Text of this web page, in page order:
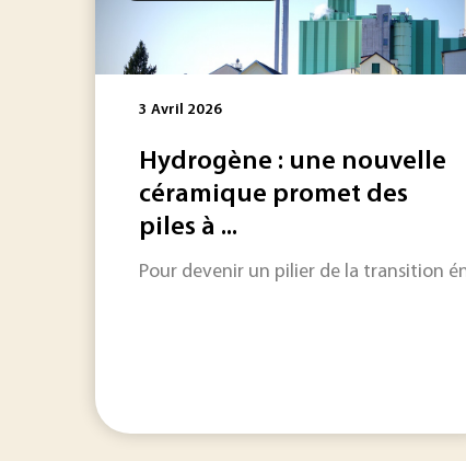
3 Avril 2026
Hydrogène : une nouvelle
céramique promet des
piles à ...
Pour devenir un pilier de la transition